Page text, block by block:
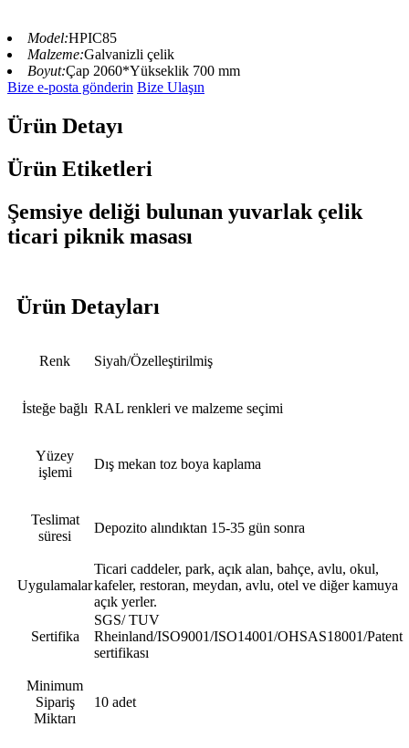
Model:HPIC85
Malzeme:Galvanizli çelik
Boyut:Çap 2060*Yükseklik 700 mm
Bize e-posta gönderin Bize Ulaşın
Ürün Detayı
Ürün Etiketleri
Şemsiye deliği bulunan yuvarlak çelik
ticari piknik masası
Ürün Detayları
Renk Siyah/Özelleştirilmiş
İsteğe bağlı RAL renkleri ve malzeme seçimi
Yüzey
işlemi
Dış mekan toz boya kaplama
Teslimat
süresi
Depozito alındıktan 15-35 gün sonra
Uygulamalar
Ticari caddeler, park, açık alan, bahçe, avlu, okul,
kafeler, restoran, meydan, avlu, otel ve diğer kamuya
açık yerler.
Sertifika
SGS/ TUV
Rheinland/ISO9001/ISO14001/OHSAS18001/Patent
sertifikası
Minimum
Sipariş
Miktarı
10 adet